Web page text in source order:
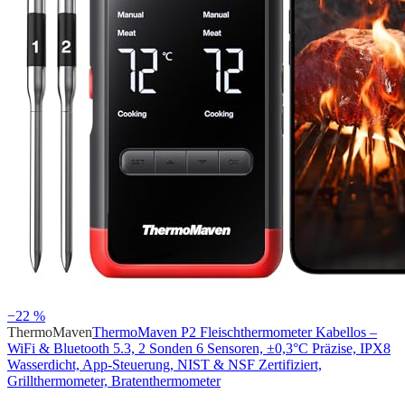
−22 %
ThermoMavenThermoMaven P2 Fleischthermometer Kabellos –
WiFi & Bluetooth 5.3, 2 Sonden 6 Sensoren, ±0,3°C Präzise, IPX8
Wasserdicht, App-Steuerung, NIST & NSF Zertifiziert,
Grillthermometer, Bratenthermometer